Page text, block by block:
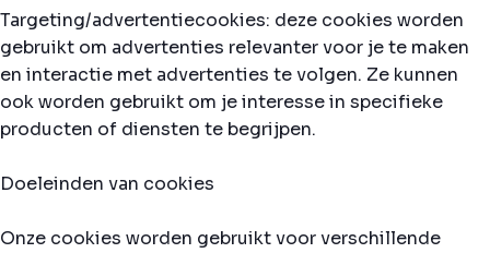
Targeting/advertentiecookies: deze cookies worden
gebruikt om advertenties relevanter voor je te maken
en interactie met advertenties te volgen. Ze kunnen
ook worden gebruikt om je interesse in specifieke
producten of diensten te begrijpen.
Doeleinden van cookies
Onze cookies worden gebruikt voor verschillende